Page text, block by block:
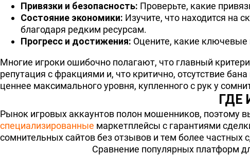
Привязки и безопасность: Проверьте, какие
Состояние экономики: Изучите, что находится на
благодаря редким ресурсам.
Прогресс и достижения: Оцените, какие
Многие игроки ошибочно полагают, что главный
репутация с фракциями и, что критично, отсутствие
ценнее максимального уровня, купленного с рук у
Рынок игровых аккаунтов полон мошенников, поэтому
специализированные маркетплейсы с гарантиями
сомнительных сайтов без отзывов и тем более частных
Сравнение популярных платформ